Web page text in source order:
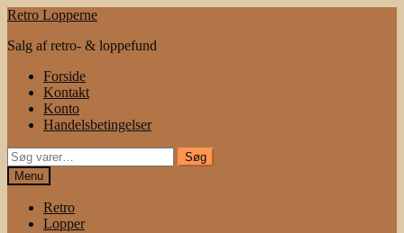
Spring
navigation
Spring
indhold
Retro Lopperne
Salg af retro- & loppefund
Forside
Kontakt
Konto
Handelsbetingelser
Søg
efter:
Søg
Menu
Retro
Lopper